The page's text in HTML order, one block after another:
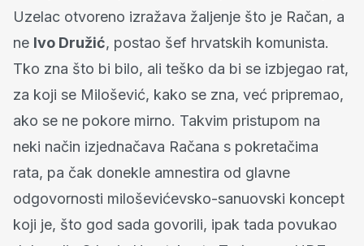
Uzelac otvoreno izražava žaljenje što je Račan, a
ne Ivo Družić, postao šef hrvatskih komunista.
Tko zna što bi bilo, ali teško da bi se izbjegao rat,
za koji se Milošević, kako se zna, već pripremao,
ako se ne pokore mirno. Takvim pristupom na
neki način izjednačava Račana s pokretačima
rata, pa čak donekle amnestira od glavne
odgovornosti miloševićevsko-sanuovski koncept
koji je, što god sada govorili, ipak tada povukao